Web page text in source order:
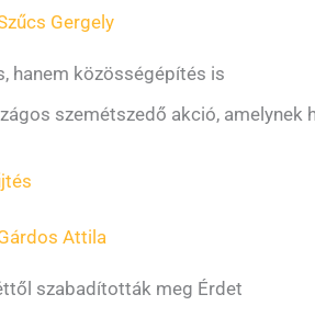
Gergely
hanem közösségépítés is
szemétszedő akció,
Attila
szabadították meg Érdet